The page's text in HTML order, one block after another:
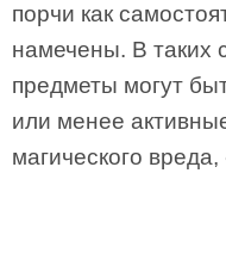
порчи как
намечены. В таких
предметы могут
или менее
магического